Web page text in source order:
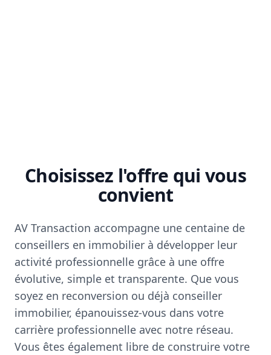
Choisissez l'offre qui vous
convient
AV Transaction accompagne une centaine de
conseillers en immobilier à développer leur
activité professionnelle grâce à une offre
évolutive, simple et transparente. Que vous
soyez en reconversion ou déjà conseiller
immobilier, épanouissez-vous dans votre
carrière professionnelle avec notre réseau.
Vous êtes également libre de construire votre